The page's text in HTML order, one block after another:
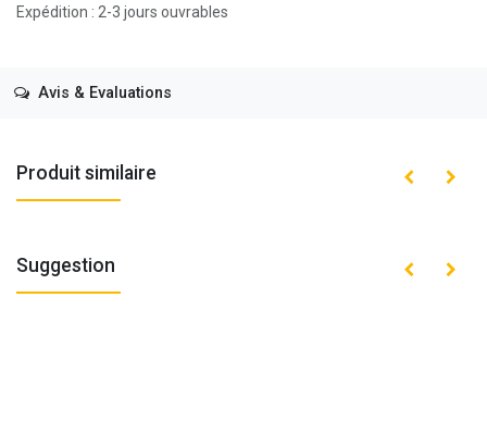
Expédition : 2-3 jours ouvrables
Avis & Evaluations
Produit similaire
Suggestion